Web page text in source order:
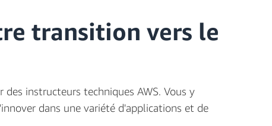
transition vers le
instructeurs techniques AWS. Vous y
dans une variété d'applications et de